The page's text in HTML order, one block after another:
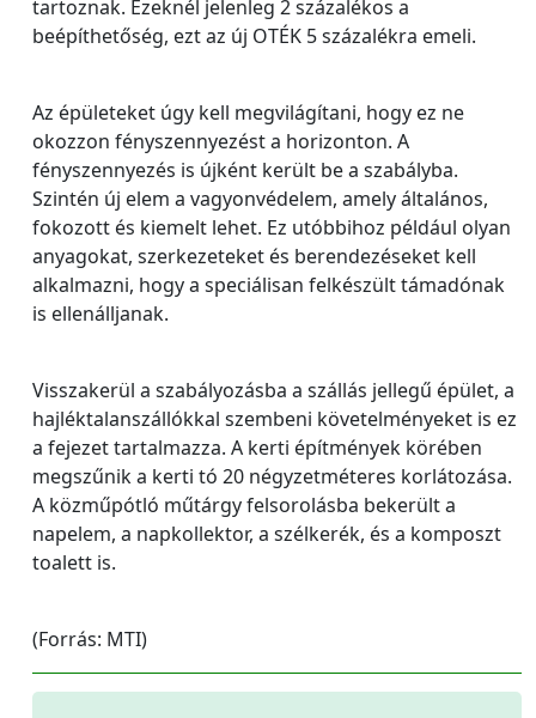
tartoznak. Ezeknél jelenleg 2 százalékos a
beépíthetőség, ezt az új OTÉK 5 százalékra emeli.
Az épületeket úgy kell megvilágítani, hogy ez ne
okozzon fényszennyezést a horizonton. A
fényszennyezés is újként került be a szabályba.
Szintén új elem a vagyonvédelem, amely általános,
fokozott és kiemelt lehet. Ez utóbbihoz például olyan
anyagokat, szerkezeteket és berendezéseket kell
alkalmazni, hogy a speciálisan felkészült támadónak
is ellenálljanak.
Visszakerül a szabályozásba a szállás jellegű épület, a
hajléktalanszállókkal szembeni követelményeket is ez
a fejezet tartalmazza. A kerti építmények körében
megszűnik a kerti tó 20 négyzetméteres korlátozása.
A közműpótló műtárgy felsorolásba bekerült a
napelem, a napkollektor, a szélkerék, és a komposzt
toalett is.
(Forrás: MTI)